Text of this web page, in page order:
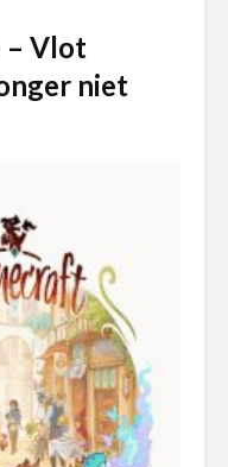
– Vlot
niet